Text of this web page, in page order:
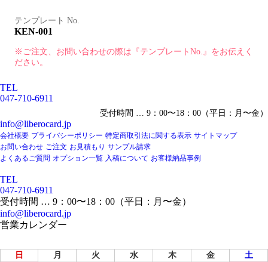
テンプレート No.
KEN-001
※ご注文、お問い合わせの際は『テンプレートNo.』をお伝えく
ださい。
TEL
047-710-6911
受付時間 … 9：00〜18：00（平日：月〜金）
info@liberocard.jp
会社概要 プライバシーポリシー 特定商取引法に関する表示 サイトマップ
お問い合わせ ご注文 お見積もり サンプル請求
よくあるご質問 オプション一覧 入稿について お客様納品事例
TEL
047-710-6911
受付時間 … 9：00〜18：00（平日：月〜金）
info@liberocard.jp
営業カレンダー
日 月 火 水 木 金 土